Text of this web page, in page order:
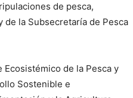
de pesca,
la Subsecretaría de Pesca
de la Pesca y
Sostenible e